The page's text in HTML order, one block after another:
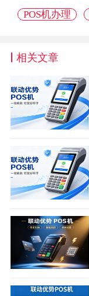
POS机办理
相关文章